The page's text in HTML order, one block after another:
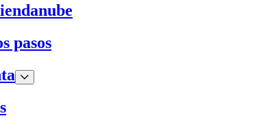
pasos